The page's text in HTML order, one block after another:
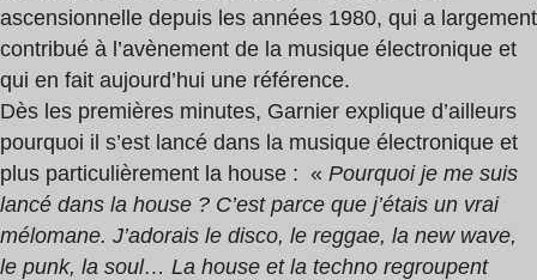
ascensionnelle depuis les années 1980, qui a largement
contribué à l’avènement de la musique électronique et
qui en fait aujourd’hui une référence.
Dès les premières minutes, Garnier explique d’ailleurs
pourquoi il s’est lancé dans la musique électronique et
plus particulièrement la house : « Pourquoi je me suis
lancé dans la house ? C’est parce que j’étais un vrai
mélomane. J’adorais le disco, le reggae, la new wave,
le punk, la soul… La house et la techno regroupent